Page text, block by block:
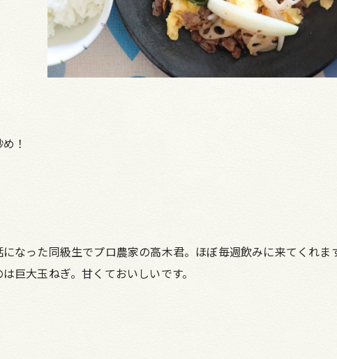
！
なった同級生でプロ農家の高木君。ほぼ毎週飲みに来てくれ
巨大玉ねぎ。甘くておいしいです。